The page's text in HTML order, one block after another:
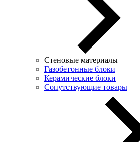
Стеновые материалы
Газобетонные блоки
Керамические блоки
Сопутствующие товары